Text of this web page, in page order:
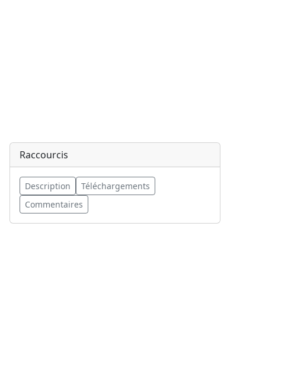
Raccourcis
Description
Téléchargements
Commentaires